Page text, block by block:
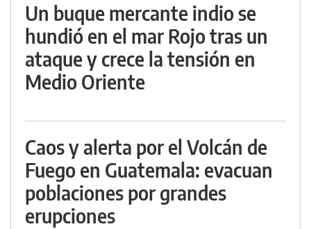
Un buque mercante indio se
hundió en el mar Rojo tras un
ataque y crece la tensión en
Medio Oriente
Caos y alerta por el Volcán de
Fuego en Guatemala: evacuan
poblaciones por grandes
erupciones